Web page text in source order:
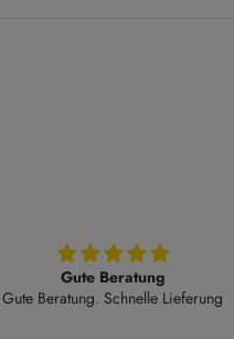
Angenehmer Geschmack
Angenehmer Geschmack. Natürliches